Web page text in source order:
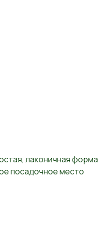
лаконичная форма
посадочное место